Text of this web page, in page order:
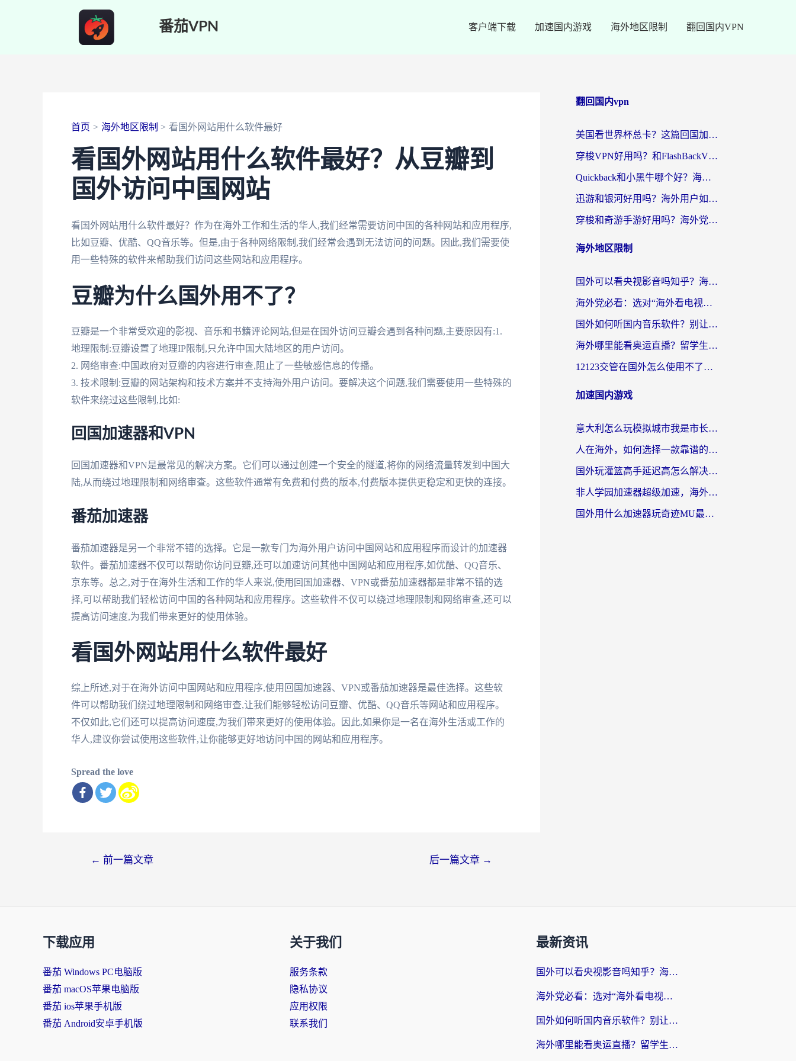
番茄VPN 客户端下载 加速国内游戏 海外地区限制 翻回国内VPN
首页 海外地区限制 看国外网站用什么软件最好
看国外网站用什么软件最好？从豆瓣到
国外访问中国网站
看国外网站用什么软件最好？作为在海外工作和生活的华人,我们经常需要访问中国的各种网站和应用程序,
比如豆瓣、优酷、QQ音乐等。但是,由于各种网络限制,我们经常会遇到无法访问的问题。因此,我们需要使
用一些特殊的软件来帮助我们访问这些网站和应用程序。
豆瓣为什么国外用不了？
豆瓣是一个非常受欢迎的影视、音乐和书籍评论网站,但是在国外访问豆瓣会遇到各种问题,主要原因有:1.
地理限制:豆瓣设置了地理IP限制,只允许中国大陆地区的用户访问。
2. 网络审查:中国政府对豆瓣的内容进行审查,阻止了一些敏感信息的传播。
3. 技术限制:豆瓣的网站架构和技术方案并不支持海外用户访问。要解决这个问题,我们需要使用一些特殊的
软件来绕过这些限制,比如:
回国加速器和VPN
回国加速器和VPN是最常见的解决方案。它们可以通过创建一个安全的隧道,将你的网络流量转发到中国大
陆,从而绕过地理限制和网络审查。这些软件通常有免费和付费的版本,付费版本提供更稳定和更快的连接。
番茄加速器
番茄加速器是另一个非常不错的选择。它是一款专门为海外用户访问中国网站和应用程序而设计的加速器
软件。番茄加速器不仅可以帮助你访问豆瓣,还可以加速访问其他中国网站和应用程序,如优酷、QQ音乐、
京东等。总之,对于在海外生活和工作的华人来说,使用回国加速器、VPN或番茄加速器都是非常不错的选
择,可以帮助我们轻松访问中国的各种网站和应用程序。这些软件不仅可以绕过地理限制和网络审查,还可以
提高访问速度,为我们带来更好的使用体验。
看国外网站用什么软件最好
综上所述,对于在海外访问中国网站和应用程序,使用回国加速器、VPN或番茄加速器是最佳选择。这些软
件可以帮助我们绕过地理限制和网络审查,让我们能够轻松访问豆瓣、优酷、QQ音乐等网站和应用程序。
不仅如此,它们还可以提高访问速度,为我们带来更好的使用体验。因此,如果你是一名在海外生活或工作的
华人,建议你尝试使用这些软件,让你能够更好地访问中国的网站和应用程序。
Spread the love
← 前一篇文章 后一篇文章 →
翻回国内vpn
美国看世界杯总卡？这篇回国加速器指南帮你无缝刷国内资源（附苹果手机VPN设置步骤）
穿梭VPN好用吗？和FlashBackVPN对比哪个回国效果更好？
Quickback和小黑牛哪个好？海外党亲测指南，选对回国加速器秒回国内
迅游和银河好用吗？海外用户如何选择回国加速器实现无缝访问国内资源
穿梭和奇游手游好用吗？海外党亲测3款回国加速器，附蜜蜂加速器七天试用攻略
海外地区限制
国外可以看央视影音吗知乎？海外党亲测有效的回国加速方案
海外党必看：选对“海外看电视剧软件”，再也不用愁国内剧刷不了
国外如何听国内音乐软件？别让地域限制，断了你的中文歌单
海外哪里能看奥运直播？留学生&海外华人必看的体育赛事观赛终极指南
12123交管在国外怎么使用不了？海外华人必看的无缝访问国内资源指南
加速国内游戏
意大利怎么玩模拟城市我是市长？海外党国服游戏加速终极攻略（附三国3量子特攻解决办法）
人在海外，如何选择一款靠谱的玩剑灵2加速器？
国外玩灌篮高手延迟高怎么解决？海外玩家国服游戏加速终极指南
非人学园加速器超级加速，海外玩家重返国服的通行证
国外用什么加速器玩奇迹MU最好？2026海外玩家国服游戏加速全攻略
下载应用
番茄 Windows PC电脑版
番茄 macOS苹果电脑版
番茄 ios苹果手机版
番茄 Android安卓手机版
关于我们
服务条款
隐私协议
应用权限
联系我们
最新资讯
国外可以看央视影音吗知乎？海外党亲测有效的回国加速方案
海外党必看：选对“海外看电视剧软件”，再也不用愁国内剧刷不了
国外如何听国内音乐软件？别让地域限制，断了你的中文歌单
海外哪里能看奥运直播？留学生&海外华人必看的体育赛事观赛终极指南